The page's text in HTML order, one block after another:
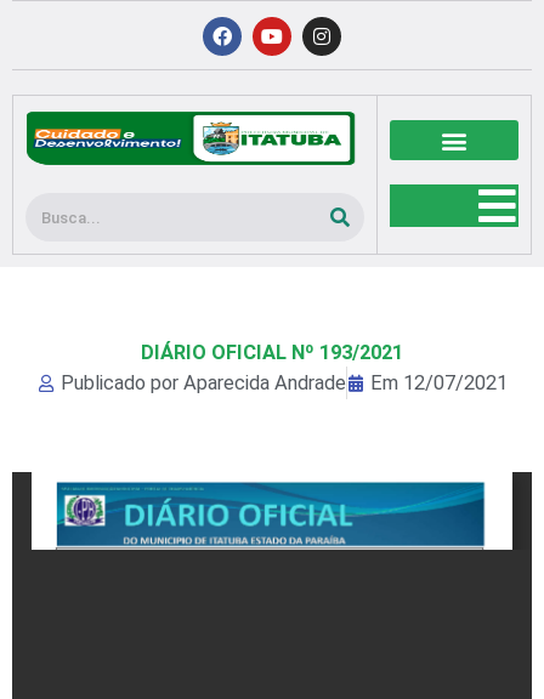
conteúdo
F
a
c
b
o
o
k
Y
o
u
u
b
e
I
n
s
a
g
r
a
Pesquisar
DIÁRIO OFICIAL Nº 193/2021
Publicado por Aparecida Andrade Em 12/07/2021